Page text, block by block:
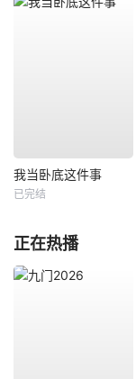
我当卧底这件事
已完结
正在热播